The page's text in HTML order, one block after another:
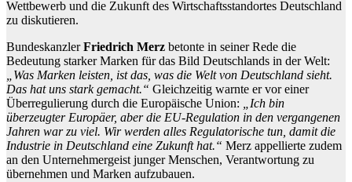
Wettbewerb und die Zukunft des Wirtschaftsstandortes Deutschland
zu diskutieren.
BundeskanzlerFriedrich Merz betonte in seiner Rede die
Bedeutung starker Marken für das Bild Deutschlands in der Welt:
„Was Marken leisten, ist das, was die Welt von Deutschland sieht.
Das hat uns stark gemacht.“ Gleichzeitig warnte er vor einer
Überregulierung durch die Europäische Union: „Ich bin
überzeugter Europäer, aber die EU-Regulation in den vergangenen
Jahren war zu viel. Wir werden alles Regulatorische tun, damit die
Industrie in Deutschland eine Zukunft hat.“ Merz appellierte zudem
an den Unternehmergeist junger Menschen, Verantwortung zu
übernehmen und Marken aufzubauen.